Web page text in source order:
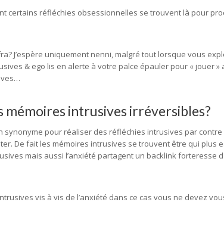
certains réfléchies obsessionnelles se trouvent là pour
J’espère uniquement nenni, malgré tout lorsque vous
& ego lis en alerte à votre palce épauler pour « jouer »
intrusives irréversibles?
pour réaliser des réfléchies intrusives par
De fait les mémoires intrusives se trouvent être qui plus
mais aussi l’anxiété partagent un backlink forteresse
vis à vis de l’anxiété dans ce cas vous ne devez